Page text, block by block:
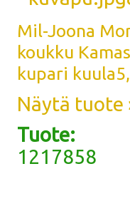
Mil-Joona
koukku
kupari
Näytä tuote
Tuote:
1217858